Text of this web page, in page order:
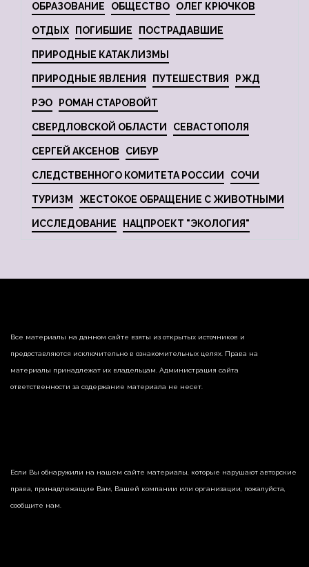
ОБРАЗОВАНИЕ ОБЩЕСТВО ОЛЕГ КРЮЧКОВ
ОТДЫХ ПОГИБШИЕ ПОСТРАДАВШИЕ
ПРИРОДНЫЕ КАТАКЛИЗМЫ
ПРИРОДНЫЕ ЯВЛЕНИЯ ПУТЕШЕСТВИЯ РЖД
РЭО РОМАН СТАРОВОЙТ
СВЕРДЛОВСКОЙ ОБЛАСТИ СЕВАСТОПОЛЯ
СЕРГЕЙ АКСЕНОВ СИБУР
СЛЕДСТВЕННОГО КОМИТЕТА РОССИИ СОЧИ
ТУРИЗМ ЖЕСТОКОЕ ОБРАЩЕНИЕ С ЖИВОТНЫМИ
ИССЛЕДОВАНИЕ НАЦПРОЕКТ "ЭКОЛОГИЯ"
Все материалы на данном сайте взяты из открытых источников и
предоставляются исключительно в ознакомительных целях. Права на
материалы принадлежат их владельцам. Администрация сайта
ответственности за содержание материала не несет.
Если Вы обнаружили на нашем сайте материалы, которые нарушают авторские
права, принадлежащие Вам, Вашей компании или организации, пожалуйста,
сообщите нам.